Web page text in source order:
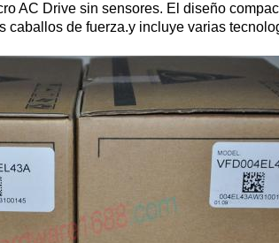
AC Drive sin sensores. El diseño
caballos de fuerza.y incluye varias